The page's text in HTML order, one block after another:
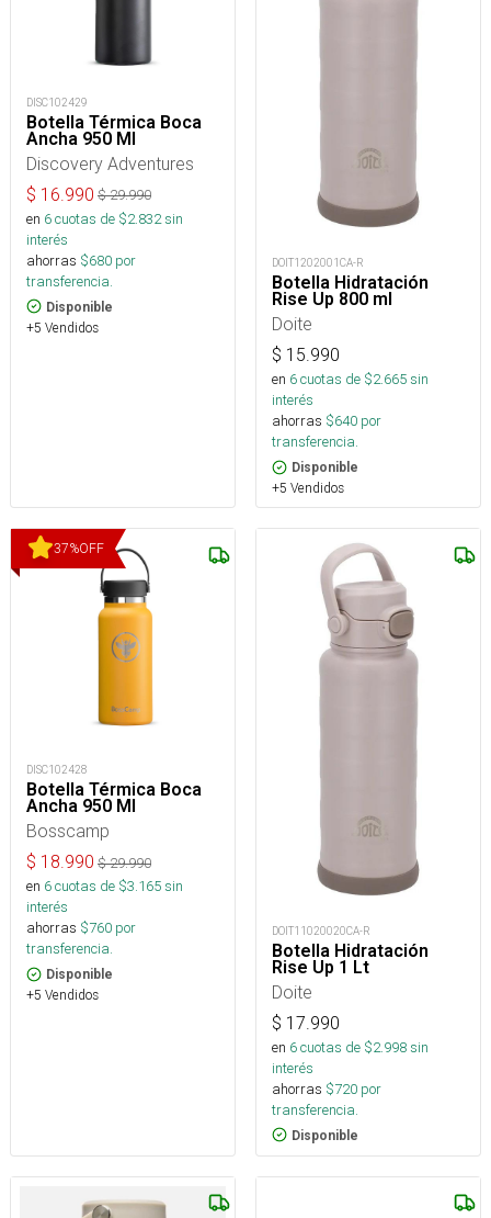
DISC102429
Botella Térmica Boca
Ancha 950 Ml
Discovery Adventures
$ 16.990 $29.990
en 6cuotas de $2.832sin
interés
ahorras $680 por
transferencia.
Disponible
+5 Vendidos
DOIT1202001CA-R
Botella Hidratación
Rise Up 800 ml
Doite
$ 15.990
en 6cuotas de $2.665sin
interés
ahorras $640 por
transferencia.
Disponible
+5 Vendidos
37%OFF
DISC102428
Botella Térmica Boca
Ancha 950 Ml
Bosscamp
$ 18.990 $29.990
en 6cuotas de $3.165sin
interés
ahorras $760 por
transferencia.
Disponible
+5 Vendidos
DOIT11020020CA-R
Botella Hidratación
Rise Up 1 Lt
Doite
$ 17.990
en 6cuotas de $2.998sin
interés
ahorras $720 por
transferencia.
Disponible